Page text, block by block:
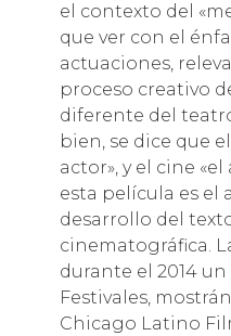
el contexto del
que ver con el
actuaciones,
proceso creativo
diferente del
bien, se dice que
actor», y el cine
esta película es el
desarrollo del
cinematográfica.
durante el 2014
Festivales,
Chicago Latino